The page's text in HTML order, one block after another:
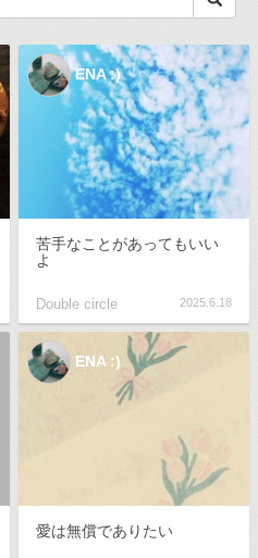
ENA :)
苦手なことがあってもいい
よ
Double circle 2025.6.18
ENA :)
愛は無償でありたい